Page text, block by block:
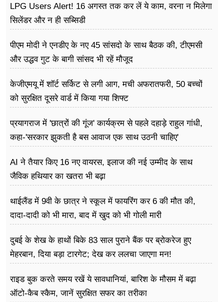
LPG Users Alert! 16 अगस्त तक कर लें ये काम, वरना न मिलेगा
सिलेंडर और न ही सब्सिडी
पीएम मोदी ने एनडीए के नए 45 सांसदो के साथ बैठक की, टीएमसी
और उद्धव गुट के बागी सांसद भी रहें मौजूद
केजीएमयू में शॉर्ट सर्किट से लगी आग, मची अफरातफरी, 50 बच्चों
को सुरक्षित दूसरे वार्ड में किया गया शिफ्ट
प्रयागराज में 'छात्रों की गूंज' कार्यक्रम से पहले दहाड़े राहुल गांधी,
कहा-'सरकार झुकती है बस आवाज एक साथ उठनी चाहिए'
AI ने तैयार किए 16 नए वायरस, इलाज की नई उम्मीद के साथ
जैविक हथियार का खतरा भी बढ़ा
थाईलैंड में 9वी के छात्र ने स्कूल में फायरिंग कर 6 की मौत की,
दादा-दादी को भी मारा, बाद में खुद को भी गोली मारी
दुबई के शेख के हाथों बिके 83 साल पुराने बैंक पर ब्रोकरेज हुए
मेहरबान, दिया बड़ा टारगेट; देख कर ललचा जाएगा मन!
राइड बुक करते समय रखें ये सावधानियां, बारिश के मौसम में बढ़ा
ऑटो-कैब स्कैम, जानें सुरक्षित सफर का तरीका